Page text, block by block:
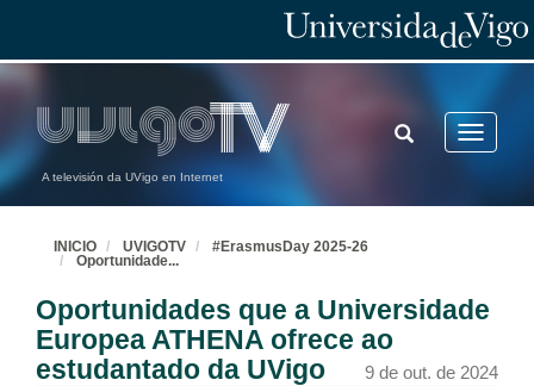
A televisión da UVigo en Internet
Toggle
TOGGLE
SEARCH
INICIO UVIGOTV
#ErasmusDay 2025-26
Oportunidade...
Oportunidades que a Universidade
Europea ATHENA ofrece ao
estudantado da UVigo
9 de out. de 2024